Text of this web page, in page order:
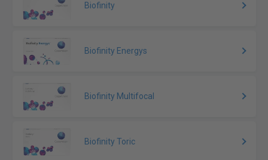
Biofinity
Biofinity Energys
Biofinity Multifocal
Biofinity Toric